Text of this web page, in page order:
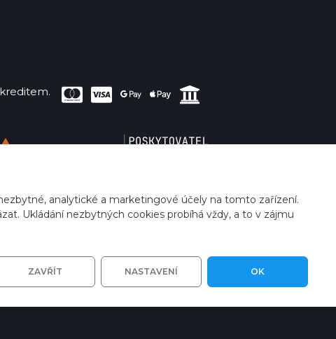
vzkaz, ozveme se
cookies
analytické a marketingové účely na tomto zařízení.
Ukládání nezbytných cookies probíhá vždy, a to v zájmu
ZAVŘÍT NASTAVENÍ OK